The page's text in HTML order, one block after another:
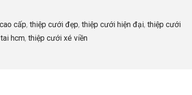
cấp, thiệp cưới đẹp, thiệp cưới hiện đại, thiệp cưới
hcm, thiệp cưới xé viền